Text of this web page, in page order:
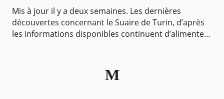
Mis à jour il y a deux semaines. Les dernières
découvertes concernant le Suaire de Turin, d’après
les informations disponibles continuent d’alimenter
M